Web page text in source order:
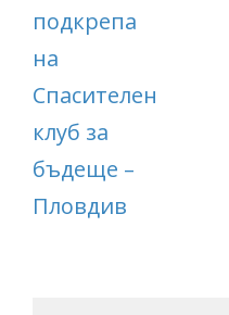
подкрепа
на
Спасителен
клуб за
бъдеще –
Пловдив